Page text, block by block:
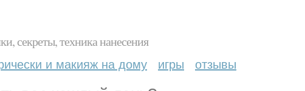
секреты, техника нанесения
и макияж на дому игры отзывы